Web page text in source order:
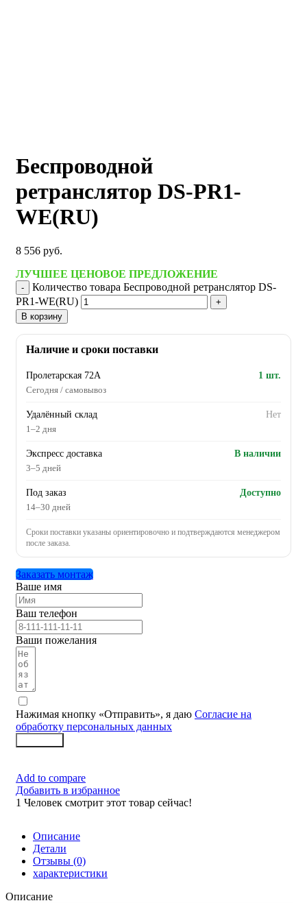
Беспроводной
ретранслятор DS-PR1-
WE(RU)
8 556 руб.
ЛУЧШЕЕ ЦЕНОВОЕ ПРЕДЛОЖЕНИЕ
Количество товара Беспроводной ретранслятор DS-
PR1-WE(RU)
В корзину
Наличие и сроки поставки
Пролетарская 72А
1 шт.
Сегодня / самовывоз
Удалённый склад
Нет
1–2 дня
Экспресс доставка
В наличии
3–5 дней
Под заказ
Доступно
14–30 дней
Сроки поставки указаны ориентировочно и подтверждаются менеджером
после заказа.
Заказать монтаж
Ваше имя
Ваш телефон
Ваши пожелания
Нажимая кнопку «Отправить», я даю Согласие на
обработку персональных данных
Add to compare
Добавить в избранное
1 Человек смотрит этот товар сейчас!
Описание
Детали
Отзывы (0)
характеристики
Описание